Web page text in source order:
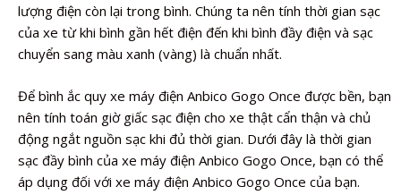
lượng điện còn lại trong bình. Chúng ta nên tính thời gian sạc
của xe từ khi bình gần hết điện đến khi bình đầy điện và sạc
chuyển sang màu xanh (vàng) là chuẩn nhất.
Để bình ắc quy xe máy điện Anbico Gogo Once được bền, bạn
nên tính toán giờ giấc sạc điện cho xe thật cẩn thận và chủ
động ngắt nguồn sạc khi đủ thời gian. Dưới đây là thời gian
sạc đầy bình của xe máy điện Anbico Gogo Once, bạn có thể
áp dụng đối với xe máy điện Anbico Gogo Once của bạn.